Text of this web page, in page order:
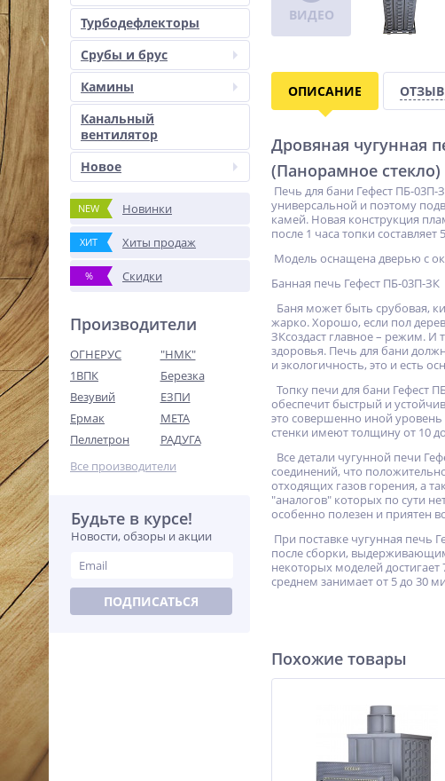
Турбодефлекторы
Срубы и брус
Камины
Канальный
вентилятор
Новое
NEW Новинки
ХИТ Хиты продаж
% Скидки
Производители
ОГНЕРУС
"НМК"
1ВПК
Березка
Везувий
ЕЗПИ
Ермак
МЕТА
Пеллетрон
РАДУГА
Все производители
Будьте в курсе!
Новости, обзоры и акции
ПОДПИСАТЬСЯ
ВИДЕО
ОПИСАНИЕ
Дровяная чугунная
(Панорамное стекло)
Печь для бани Гефест ПБ-
универсальной и поэтому
камей. Новая конструкция
после 1 часа топки
Модель оснащена дверью с
Банная печь Гефест ПБ-03П-
Баня может быть срубовая,
жарко. Хорошо, если пол
ЗКсоздаст главное – режим. И
здоровья. Печь для бани
и экологичность, это и есть
Топку печи для бани Гефест
обеспечит быстрый и
это совершенно иной
стенки имеют толщину от 10
Все детали чугунной печи
соединений, что
отходящих газов горения, а
"аналогов" которых по сути
особенно полезен и приятен
При поставке чугунная печь
после сборки, выдерживающим
некоторых моделей достигает
среднем занимает от 5 до 30
Похожие товары